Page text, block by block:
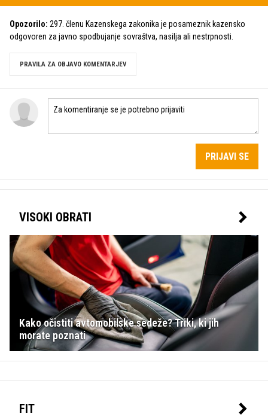
Opozorilo: 297. členu Kazenskega zakonika je posameznik kazensko
odgovoren za javno spodbujanje sovraštva, nasilja ali nestrpnosti.
PRAVILA ZA OBJAVO KOMENTARJEV
PRIJAVI SE
VISOKI OBRATI
Kako očistiti avtomobilske sedeže? Triki, ki jih
morate poznati
FIT